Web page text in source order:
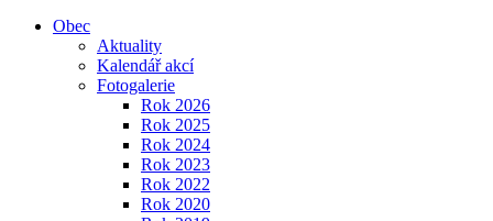
Obec
Aktuality
Kalendář akcí
Fotogalerie
Rok 2026
Rok 2025
Rok 2024
Rok 2023
Rok 2022
Rok 2020